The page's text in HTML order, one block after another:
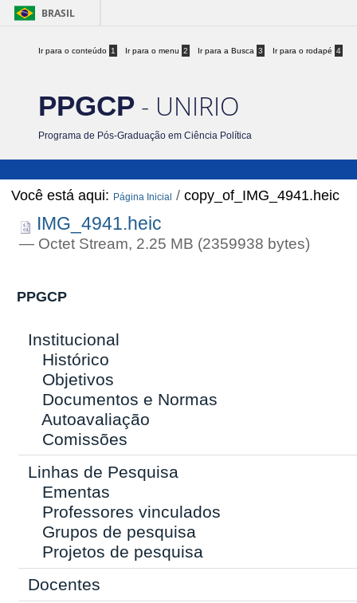
BRASIL
Ir para o conteúdo 1 Ir para o menu 2 Ir para a Busca 3 Ir para o rodapé 4
PPGCP - UNIRIO
Programa de Pós-Graduação em Ciência Política
Você está aqui: Página Inicial /copy_of_IMG_4941.heic
IMG_4941.heic
— Octet Stream, 2.25 MB (2359938 bytes)
PPGCP
Institucional
Histórico
Objetivos
Documentos e Normas
Autoavaliação
Comissões
Linhas de Pesquisa
Ementas
Professores vinculados
Grupos de pesquisa
Projetos de pesquisa
Docentes